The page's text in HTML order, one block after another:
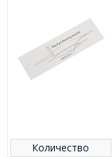
Количество